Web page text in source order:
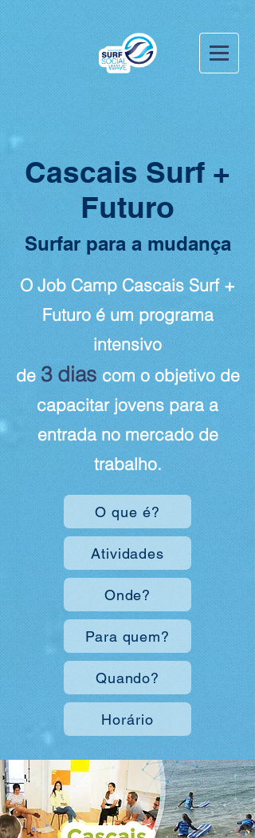
Cascais Surf +
Futuro
Surfar para a mudança
O Job Camp Cascais Surf +
Futuro é um programa
intensivo
de3 dias com o objetivo de
capacitar jovens para a
entrada no mercado de
trabalho.
O que é?
Atividades
Onde?
Para quem?
Quando?
Horário